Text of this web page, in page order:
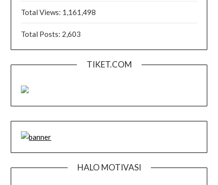
Total Views: 1,161,498
Total Posts: 2,603
TIKET.COM
HALO MOTIVASI